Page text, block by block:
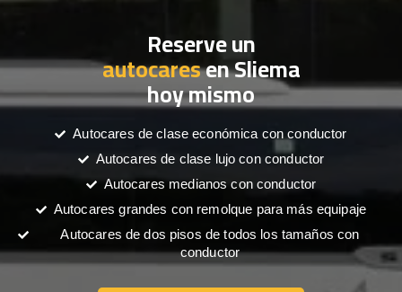
Reserve un
autocaresen Sliema
hoy mismo
Autocares de clase económica con conductor
Autocares de clase lujo con conductor
Autocares medianos con conductor
Autocares grandes con remolque para más equipaje
Autocares de dos pisos de todos los tamaños con
conductor